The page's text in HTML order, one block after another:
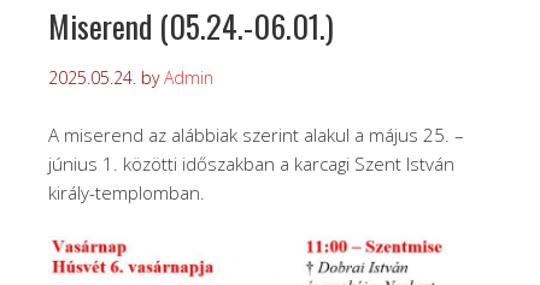
Miserend (05.24.-06.01.)
2025.05.24. byAdmin
A miserend az alábbiak szerint alakul a május 25. –
június 1. közötti időszakban a karcagi Szent István
király-templomban.